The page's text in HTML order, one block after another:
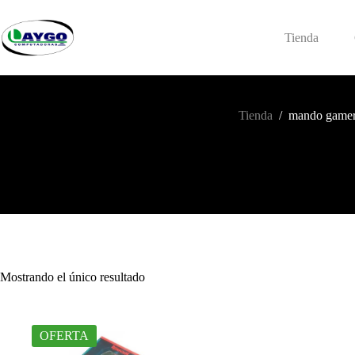
contenido
Tienda
Tienda / mando
Mostrando el único resultado
OFERTA